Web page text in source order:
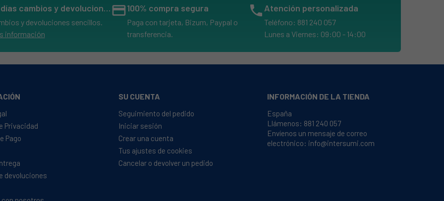
14 días cambios y devoluciones
y devoluciones sencillos.
información
credit_card100% compra segura
Paga con tarjeta, Bizum, Paypal o
transferencia.
phone Atención personalizada
Teléfono: 881 240 057
Lunes a Viernes: 09:00 - 14:00
Privacidad
Pago
devoluciones
SU CUENTA
Seguimiento del pedido
Iniciar sesión
Crear una cuenta
Tus ajustes de cookies
Cancelar o devolver un pedido
INFORMACIÓN DE LA TIENDA
España
Llámenos: 881 240 057
Envíenos un mensaje de correo
electrónico: info@intersumi.com